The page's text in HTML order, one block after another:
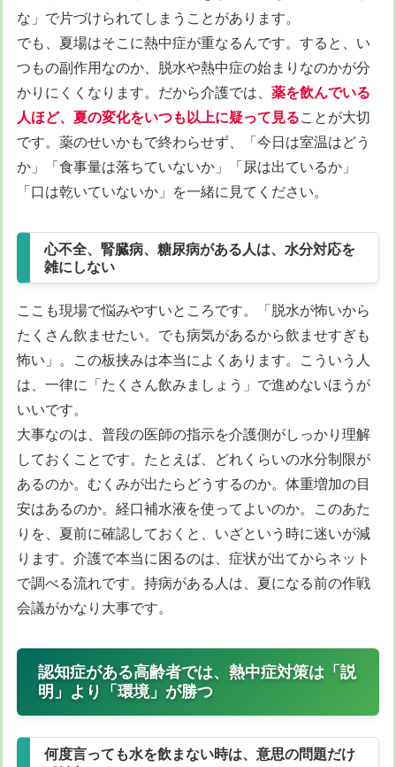
な」で片づけられてしまうことがあります。
でも、夏場はそこに熱中症が重なるんです。すると、い
つもの副作用なのか、脱水や熱中症の始まりなのかが分
かりにくくなります。だから介護では、 薬を飲んでいる
人ほど、夏の変化をいつも以上に疑って見ることが大切
です。薬のせいかもで終わらせず、「今日は室温はどう
か」「食事量は落ちていないか」「尿は出ているか」
「口は乾いていないか」を一緒に見てください。
心不全、腎臓病、糖尿病がある人は、水分対応を
雑にしない
ここも現場で悩みやすいところです。「脱水が怖いから
たくさん飲ませたい。でも病気があるから飲ませすぎも
怖い」。この板挟みは本当によくあります。こういう人
は、一律に「たくさん飲みましょう」で進めないほうが
いいです。
大事なのは、普段の医師の指示を介護側がしっかり理解
しておくことです。たとえば、どれくらいの水分制限が
あるのか。むくみが出たらどうするのか。体重増加の目
安はあるのか。経口補水液を使ってよいのか。このあた
りを、夏前に確認しておくと、いざという時に迷いが減
ります。介護で本当に困るのは、症状が出てからネット
で調べる流れです。持病がある人は、夏になる前の作戦
会議がかなり大事です。
認知症がある高齢者では、熱中症対策は「説
明」より「環境」が勝つ
何度言っても水を飲まない時は、意思の問題だけ